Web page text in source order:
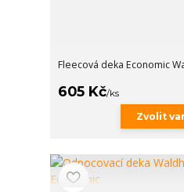
Fleecová deka Economic
605 Kč/ks
Zvolit